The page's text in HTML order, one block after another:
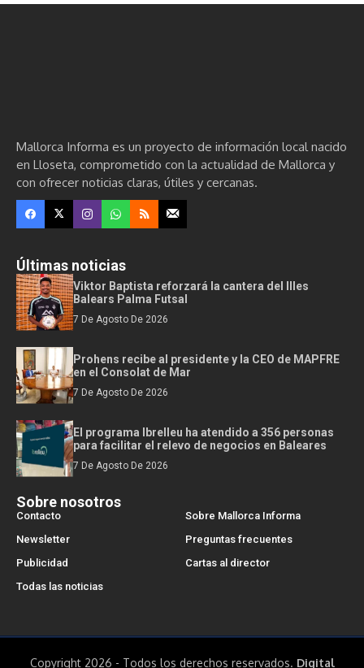
Mallorca Informa es un proyecto de información local nacido
en Lloseta, comprometido con la actualidad de Mallorca y
con ofrecer noticias claras, útiles y cercanas.
Últimas noticias
Viktor Baptista reforzará la cantera del Illes
Balears Palma Futsal
7 De Agosto De 2026
Prohens recibe al presidente y la CEO de MAPFRE
en el Consolat de Mar
7 De Agosto De 2026
El programa Ibrelleu ha atendido a 356 personas
para facilitar el relevo de negocios en Baleares
7 De Agosto De 2026
Sobre nosotros
Contacto
Sobre Mallorca Informa
Newsletter
Preguntas frecuentes
Publicidad
Cartas al director
Todas las noticias
Copyright 2026 - Todos los derechos reservados. Digital